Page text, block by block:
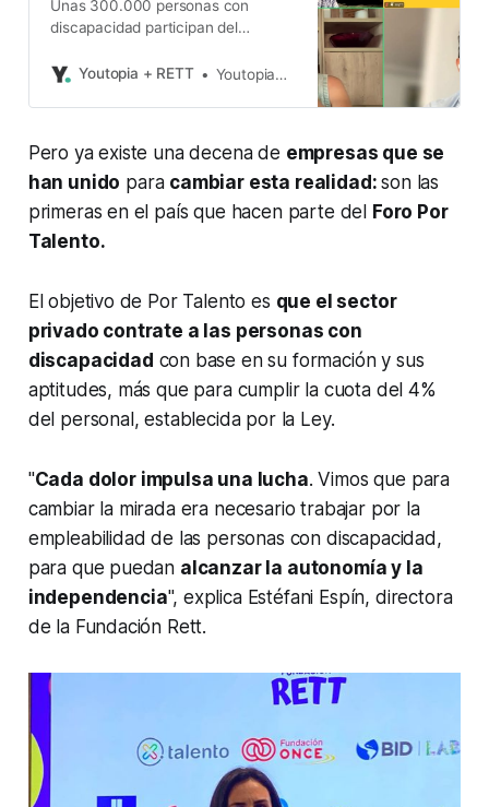
Unas 300.000 personas con
discapacidad participan del
Youtopia + RETT
Youtopia+Rett
Pero ya existe una decena de empresas que se
han unido para cambiar esta realidad:son las
primeras en el país que hacen parte del
Foro Por
Talento.
El objetivo de Por Talento es que el sector
privado contrate a las personas con
discapacidad con base en su formación y sus
aptitudes, más que para cumplir la cuota del 4%
del personal, establecida por la Ley.
"Cada dolor impulsa una lucha. Vimos que para
cambiar la mirada era necesario trabajar por la
empleabilidad de las personas con discapacidad,
para que puedan alcanzar la autonomía y la
independencia", explica Estéfani Espín, directora
de la Fundación Rett.